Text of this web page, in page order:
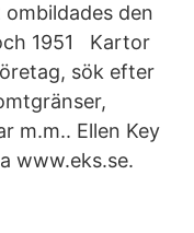
ombildades den
1951 Kartor
sök efter
m.m.. Ellen Key
www.eks.se.